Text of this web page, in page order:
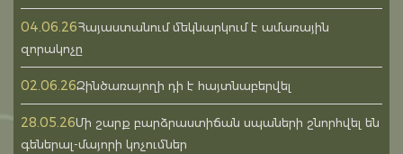
04.06.26Հայաստանում մեկնարկում է ամառային
զորակոչը
02.06.26Զինծառայողի դի է հայտնաբերվել
28.05.26Մի շարք բարձրաստիճան սպաների շնորհվել են
գեներալ-մայորի կոչումներ